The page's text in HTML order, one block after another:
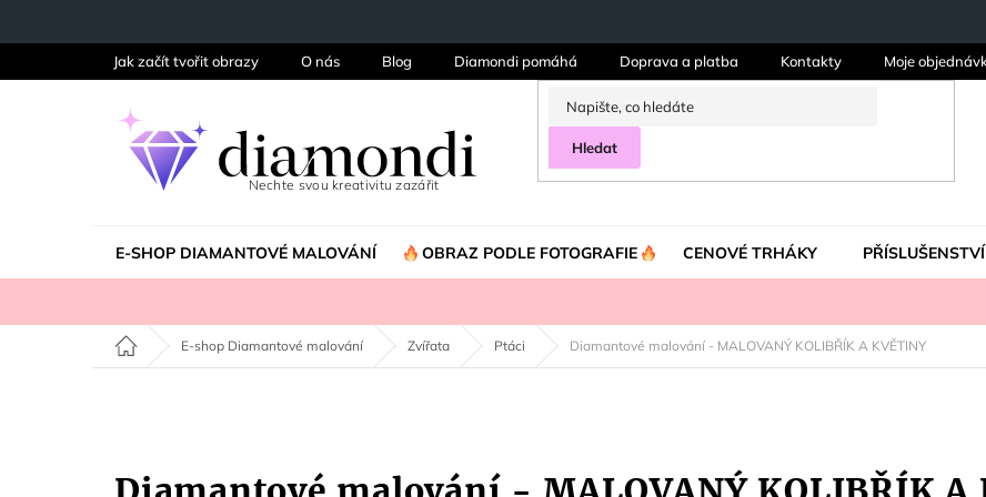
Jak začít tvořit obrazy O nás Blog Diamondi pomáhá Doprava a platba Kontakty Moje
Hledat
E-SHOP DIAMANTOVÉ MALOVÁNÍ OBRAZ PODLE FOTOGRAFIE CENOVÉ TRHÁKY PŘÍSLUŠENSTVÍ
Domů E-shop Diamantové malování Zvířata Ptáci Diamantové malování - MALOVANÝ KOLIBŘÍK A KVĚTINY